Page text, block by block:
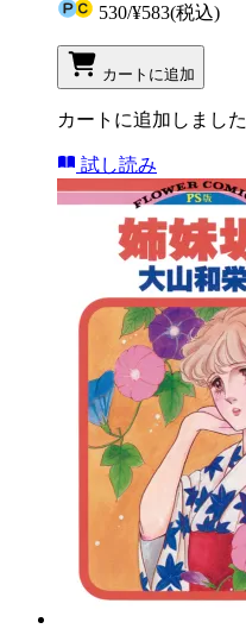
530/¥583(税込)
カートに追加
カートに追加しました
試し読み